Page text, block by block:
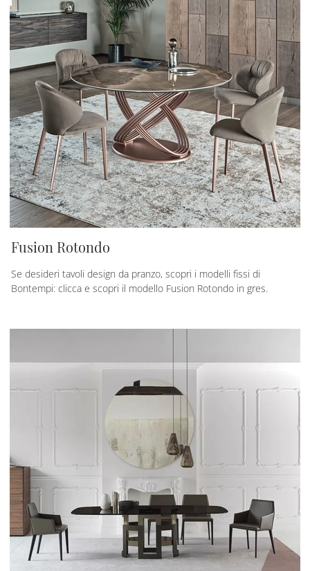
Fusion Rotondo
Se desideri tavoli design da pranzo, scopri i modelli fissi di
Bontempi: clicca e scopri il modello Fusion Rotondo in gres.